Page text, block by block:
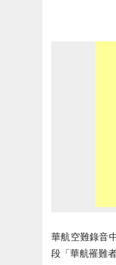
華航空難錄音
段「華航罹難